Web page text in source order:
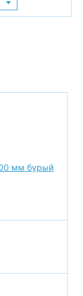
мм бурый